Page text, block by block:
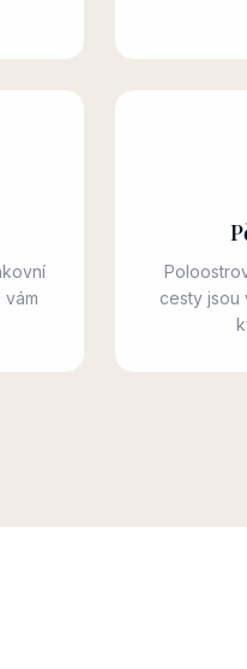
cesty jsou